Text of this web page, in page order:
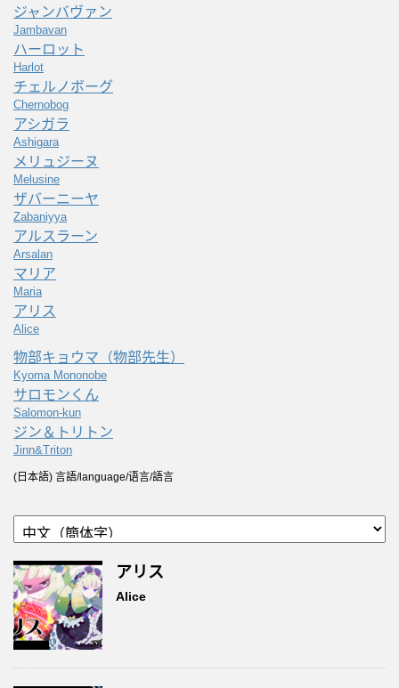
ジャンバヴァン
Jambavan
ハーロット
Harlot
チェルノボーグ
Chernobog
アシガラ
Ashigara
メリュジーヌ
Melusine
ザバーニーヤ
Zabaniyya
アルスラーン
Arsalan
マリア
Maria
アリス
Alice
物部キョウマ（物部先生）
Kyoma Mononobe
サロモンくん
Salomon-kun
ジン＆トリトン
Jinn&Triton
(日本語) 言語/language/语言/語言
アリス
Alice